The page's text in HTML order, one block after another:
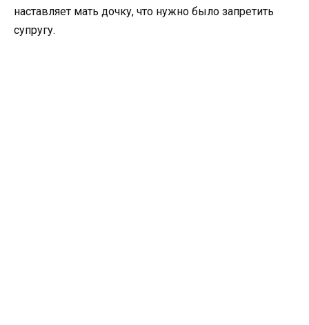
наставляет мать дочку, что нужно было запретить
супругу.